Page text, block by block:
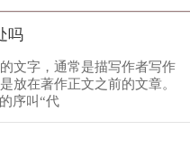
吗
文字，通常是描写作者写作
放在著作正文之前的文章。
序叫“代